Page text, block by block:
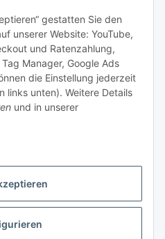
gestatten Sie den
unserer Website: YouTube,
und Ratenzahlung,
Manager, Google Ads
die Einstellung jederzeit
links unten). Weitere Details
und in unserer
Snacks!